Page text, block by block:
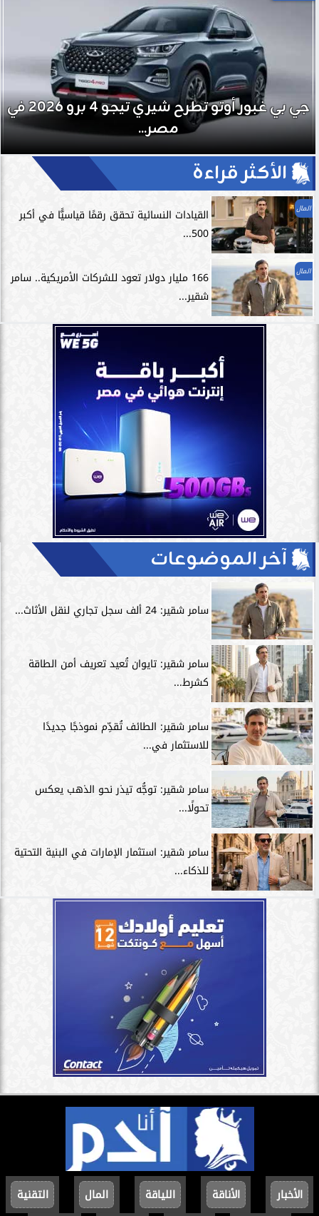
جي بي غبور أوتو تطرح شيري تيجو 4 برو 2026 في
مصر...
الأكثر قراءة
المال
القيادات النسائية تحقق رقمًا قياسيًّا في أكبر
500...
المال
166 مليار دولار تعود للشركات الأمريكية.. سامر
شقير...
آخر الموضوعات
سامر شقير: 24 ألف سجل تجاري لنقل الأثاث...
سامر شقير: تايوان تُعيد تعريف أمن الطاقة
كشرط...
سامر شقير: الطائف تُقدِّم نموذجًا جديدًا
للاستثمار في...
سامر شقير: توجُّه تيذر نحو الذهب يعكس
تحولًا...
سامر شقير: استثمار الإمارات في البنية التحتية
للذكاء...
الأخبار الأناقة اللياقة المال
التقنية